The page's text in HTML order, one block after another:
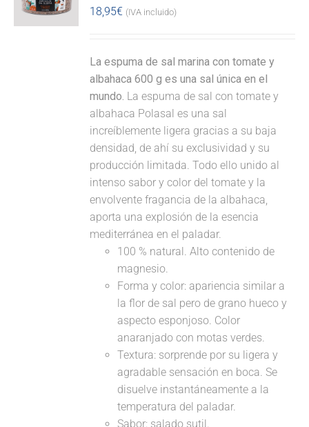
18,95€ (IVA incluido)
La espuma de sal marina con tomate y
albahaca 600 g es una sal única en el
mundo. La espuma de sal con tomate y
albahaca Polasal es una sal
increíblemente ligera gracias a su baja
densidad, de ahí su exclusividad y su
producción limitada. Todo ello unido al
intenso sabor y color del tomate y la
envolvente fragancia de la albahaca,
aporta una explosión de la esencia
mediterránea en el paladar.
100 % natural. Alto contenido de
magnesio.
Forma y color: apariencia similar a
la flor de sal pero de grano hueco y
aspecto esponjoso. Color
anaranjado con motas verdes.
Textura: sorprende por su ligera y
agradable sensación en boca. Se
disuelve instantáneamente a la
temperatura del paladar.
Sabor: salado sutil.